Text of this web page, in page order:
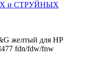
и СТРУЙНЫХ
желтый для НР
fdn/fdw/fnw